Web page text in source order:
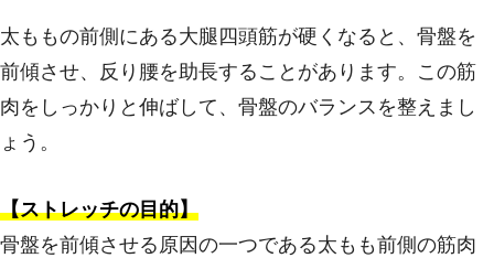
太ももの前側にある大腿四頭筋が硬くなると、骨盤を
前傾させ、反り腰を助長することがあります。この筋
肉をしっかりと伸ばして、骨盤のバランスを整えまし
ょう。
【ストレッチの目的】
骨盤を前傾させる原因の一つである太もも前側の筋肉